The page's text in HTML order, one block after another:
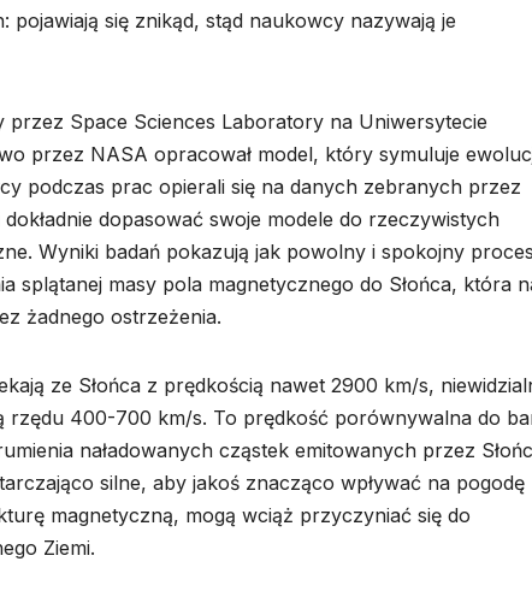
się znikąd, stąd naukowcy nazywają je
Space Sciences Laboratory na Uniwersytecie
przez NASA opracował model, który symuluje
podczas prac opierali się na danych zebranych przez
dopasować swoje modele do rzeczywistych
Wyniki badań pokazują jak powolny i spokojny proces
splątanej masy pola magnetycznego do Słońca, która
żadnego ostrzeżenia.
ze Słońca z prędkością nawet 2900 km/s,
rzędu 400-700 km/s. To prędkość porównywalna do
naładowanych cząstek emitowanych przez
silne, aby jakoś znacząco wpływać na pogodę
magnetyczną, mogą wciąż przyczyniać się do
Ziemi.